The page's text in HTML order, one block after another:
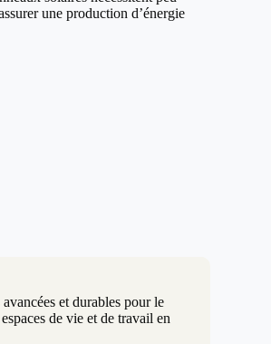
une production d’énergie
et durables pour le
de vie et de travail en